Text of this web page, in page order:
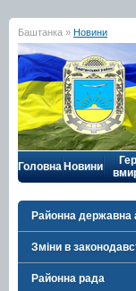
Баштанка » Новини
Головна Новини
Районна державна
Зміни в
Районна рада